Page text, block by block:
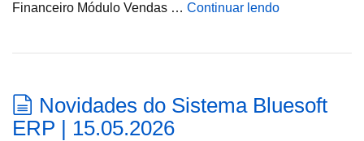
Financeiro Módulo Vendas … Continuar lendo
Novidades do Sistema Bluesoft
ERP | 15.05.2026